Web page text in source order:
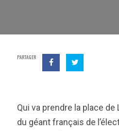
PARTAGER
Qui va prendre la place
du géant français de